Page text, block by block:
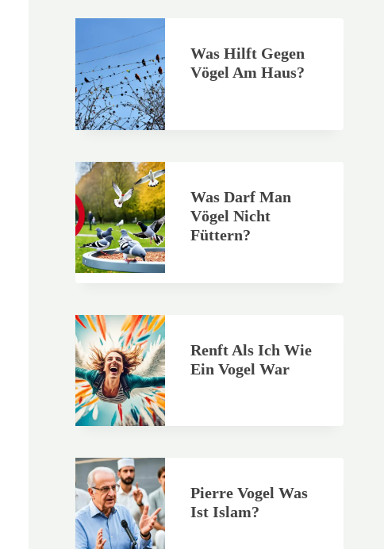
Was Hilft Gegen
Vögel Am Haus?
Was Darf Man
Vögel Nicht
Füttern?
Renft Als Ich Wie
Ein Vogel War
Pierre Vogel Was
Ist Islam?